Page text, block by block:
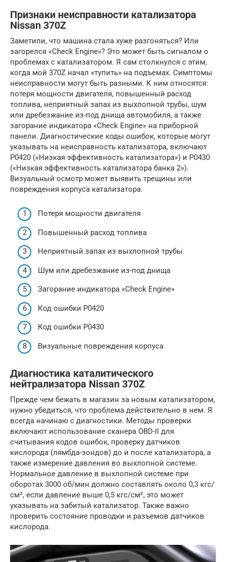
Признаки неисправности катализатора
Nissan 370Z
Заметили, что машина стала хуже разгоняться? Или
загорелся «Check Engine»? Это может быть сигналом о
проблемах с катализатором. Я сам столкнулся с этим,
когда мой 370Z начал «тупить» на подъемах. Симптомы
неисправности могут быть разными. К ним относятся:
потеря мощности двигателя, повышенный расход
топлива, неприятный запах из выхлопной трубы, шум
или дребезжание из-под днища автомобиля, а также
загорание индикатора «Check Engine» на приборной
панели. Диагностические коды ошибок, которые могут
указывать на неисправность катализатора, включают
P0420 («Низкая эффективность катализатора») и P0430
(«Низкая эффективность катализатора банка 2»).
Визуальный осмотр может выявить трещины или
повреждения корпуса катализатора.
Потеря мощности двигателя
Повышенный расход топлива
Неприятный запах из выхлопной трубы
Шум или дребезжание из-под днища
Загорание индикатора «Check Engine»
Код ошибки P0420
Код ошибки P0430
Визуальные повреждения корпуса
Диагностика каталитического
нейтрализатора Nissan 370Z
Прежде чем бежать в магазин за новым катализатором,
нужно убедиться, что проблема действительно в нем. Я
всегда начинаю с диагностики. Методы проверки
включают использование сканера OBD-II для
считывания кодов ошибок, проверку датчиков
кислорода (лямбда-зондов) до и после катализатора, а
также измерение давления во выхлопной системе.
Нормальное давление в выхлопной системе при
оборотах 3000 об/мин должно составлять около 0,3 кгс/
см², если давление выше 0,5 кгс/см², это может
указывать на забитый катализатор. Также важно
проверить состояние проводки и разъемов датчиков
кислорода.